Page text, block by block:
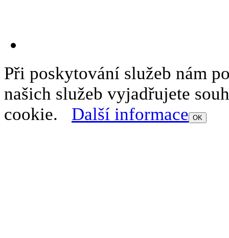
Při poskytování služeb nám
našich služeb vyjadřujete
cookie. Další informace